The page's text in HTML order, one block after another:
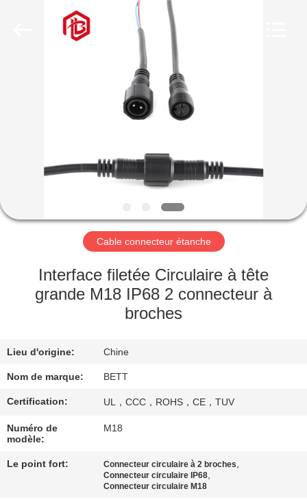
SUJET
DE
NOUS
VISITE
D'USINE
DE
QUALITÉ
PLAN
DU
SITE
Cable connecteur étanche
Interface filetée Circulaire à tête
grande M18 IP68 2 connecteur à
broches
Lieu d'origine: Chine
Nom de marque: BETT
Certification: UL，CCC，ROHS，CE，TUV
Numéro de
modèle:
M18
Le point fort: Connecteur circulaire à 2 broches,
Connecteur circulaire IP68,
Connecteur circulaire M18